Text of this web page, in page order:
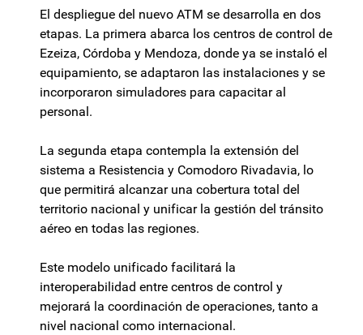
El despliegue del nuevo ATM se desarrolla en dos
etapas. La primera abarca los centros de control de
Ezeiza, Córdoba y Mendoza, donde ya se instaló el
equipamiento, se adaptaron las instalaciones y se
incorporaron simuladores para capacitar al
personal.
La segunda etapa contempla la extensión del
sistema a Resistencia y Comodoro Rivadavia, lo
que permitirá alcanzar una cobertura total del
territorio nacional y unificar la gestión del tránsito
aéreo en todas las regiones.
Este modelo unificado facilitará la
interoperabilidad entre centros de control y
mejorará la coordinación de operaciones, tanto a
nivel nacional como internacional.